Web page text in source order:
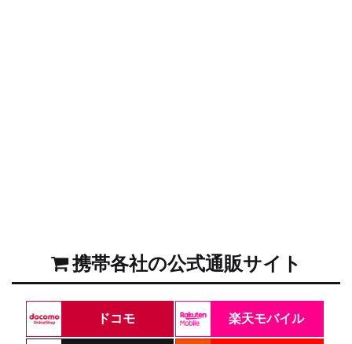
携帯各社の公式通販サイト
ドコモ 楽天モバイル